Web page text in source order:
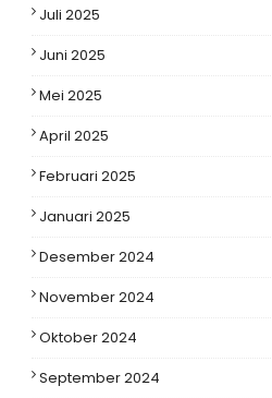
Juli 2025
Juni 2025
Mei 2025
April 2025
Februari 2025
Januari 2025
Desember 2024
November 2024
Oktober 2024
September 2024